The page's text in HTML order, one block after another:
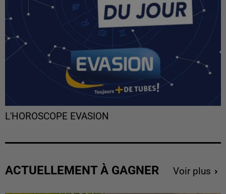
L'HOROSCOPE EVASION
ACTUELLEMENT À GAGNER Voir plus